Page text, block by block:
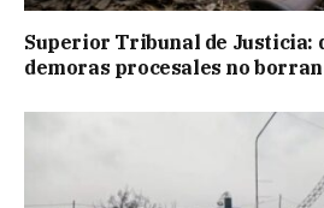
Superior Tribunal de Justicia:
demoras procesales no